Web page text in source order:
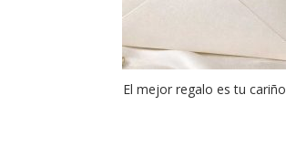
El mejor regalo es tu cariño